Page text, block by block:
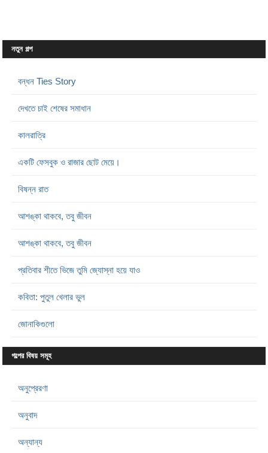
নতুন গল্প
বন্ধন Ties Story
দেখতে চাই শেষের সমাধান
কালরাত্রি
একটি ফেসবুক ও রাজার ছোট মেয়ে।
বিষন্ন রাত
আশঙ্কা থাকবে, তবু জীবন
আশঙ্কা থাকবে, তবু জীবন
প্রতিবার শীতে ভিজে তুমি জ্যোস্না হয়ে যাও
কবিতা: পুতুল খেলার ভুল
জোনাকিগুলো
গল্পের বিষয় সমূহ
অনুপ্রেরণা
অনুবাদ
অন্যান্য